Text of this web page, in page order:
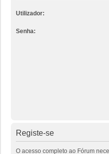
Utilizador:
Senha:
Registe-se
O acesso completo ao Fórum